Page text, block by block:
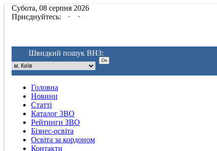
Субота, 08 серпня 2026
Приєднуйтесь:
. .
Швидкий пошук ВНЗ:
Головна
Новини
Статті
Каталог ЗВО
Рейтинги ЗВО
Бізнес-освіта
Освіта за кордоном
Контакти